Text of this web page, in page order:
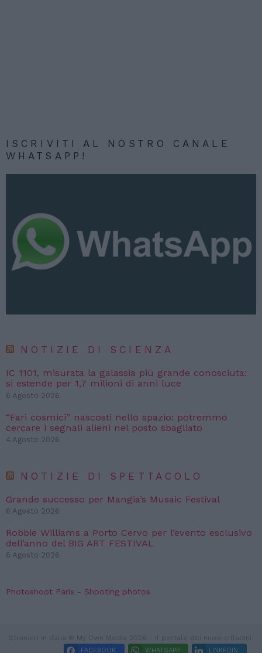
ISCRIVITI AL NOSTRO CANALE
WHATSAPP!
NOTIZIE DI SCIENZA
IC 1101, misurata la galassia più grande conosciuta:
si estende per 1,7 milioni di anni luce
6 Agosto 2026
“Fari cosmici” nascosti nello spazio: potremmo
cercare i segnali alieni nel posto sbagliato
4 Agosto 2026
NOTIZIE DI SPETTACOLO
Grande successo per Mangia’s Musaic Festival
6 Agosto 2026
Robbie Williams a Porto Cervo per l’evento esclusivo
dell’anno del BIG ART FESTIVAL
6 Agosto 2026
Photoshoot Paris - Shooting photos
FACEBOOK WHATSAPP LINKEDIN